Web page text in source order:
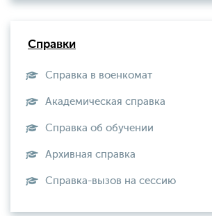
Справки
Справка в военкомат
Академическая справка
Справка об обучении
Архивная справка
Справка-вызов на сессию